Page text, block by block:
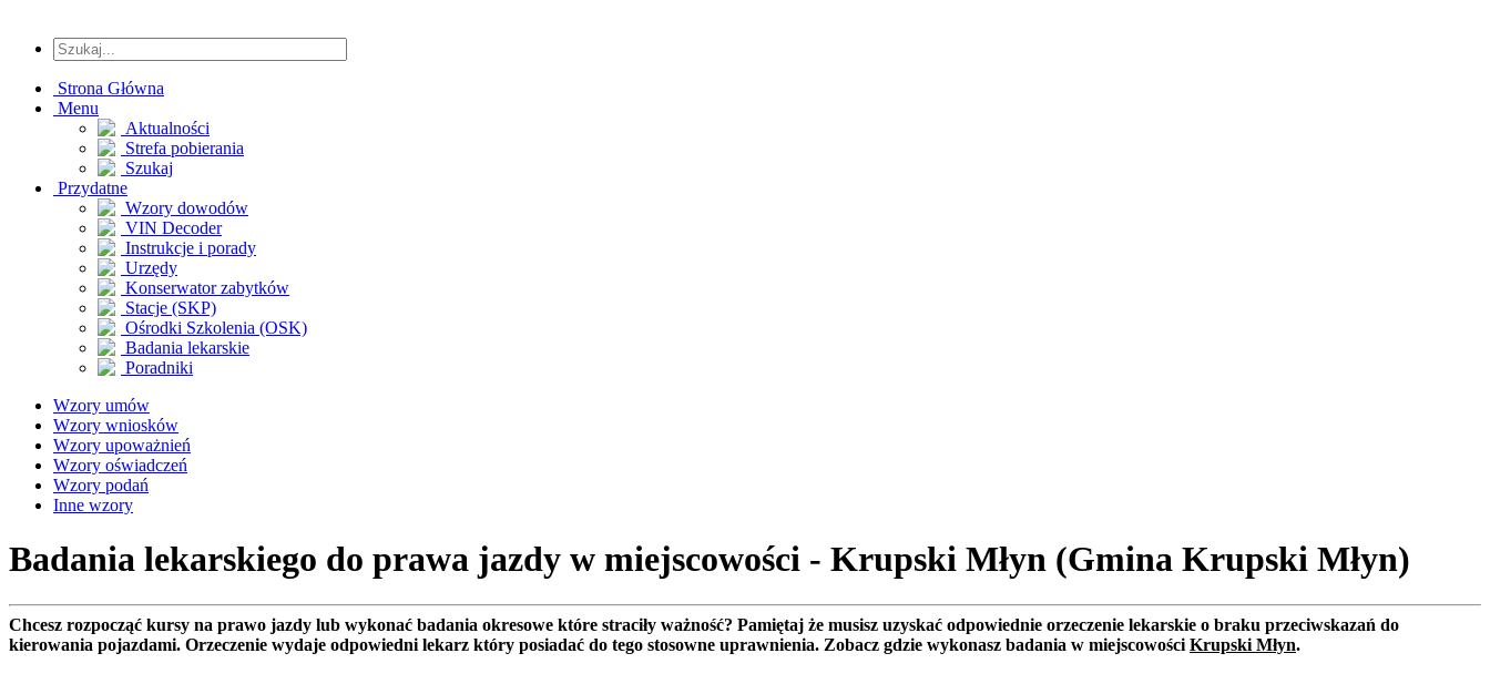
Strona Główna
Menu
Aktualności
Strefa pobierania
Szukaj
Przydatne
Wzory dowodów
VIN Decoder
Instrukcje i porady
Urzędy
Konserwator zabytków
Stacje (SKP)
Ośrodki Szkolenia (OSK)
Badania lekarskie
Poradniki
Wzory umów
Wzory wniosków
Wzory upoważnień
Wzory oświadczeń
Wzory podań
Inne wzory
Badania lekarskiego do prawa jazdy w miejscowości - Krupski Młyn (Gmina Krupski Młyn)
Chcesz rozpocząć kursy na prawo jazdy lub wykonać badania okresowe które straciły ważność? Pamiętaj że musisz uzyskać odpowiednie orzeczenie lekarskie o braku przeciwskazań do
kierowania pojazdami. Orzeczenie wydaje odpowiedni lekarz który posiadać do tego stosowne uprawnienia. Zobacz gdzie wykonasz badania w miejscowości Krupski Młyn.